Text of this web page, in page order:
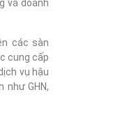
và doanh
các sàn
cung cấp
vụ hậu
như GHN,